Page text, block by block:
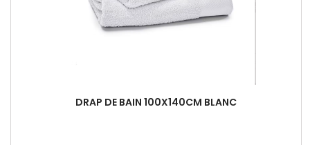
DRAP DE BAIN 100X140CM BLANC